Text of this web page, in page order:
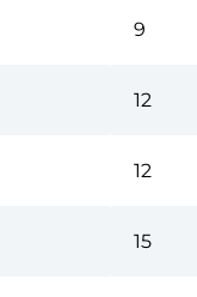
9
12
12
15